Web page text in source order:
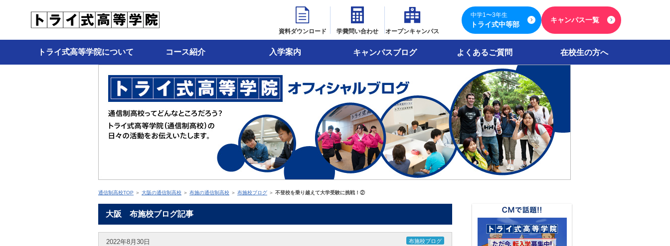
資料ダウンロード 学費問い合わせ オープンキャンパス
中学1〜3年生
トライ式中等部
キャンパス一覧
トライ式高等学院について コース紹介 入学案内 キャンパスブログ よくあるご質問 在校生の方へ
通信制高校TOP ＞ 大阪の通信制高校 ＞ 布施の通信制高校 ＞ 布施校ブログ ＞ 不登校を乗り越えて大学受験に挑戦！②
大阪 布施校ブログ記事
2022年8月30日 布施校ブログ